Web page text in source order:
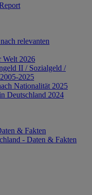
relevanten
Welt 2026
II / Sozialgeld /
2025
Nationalität 2025
Deutschland 2024
& Fakten
- Daten & Fakten